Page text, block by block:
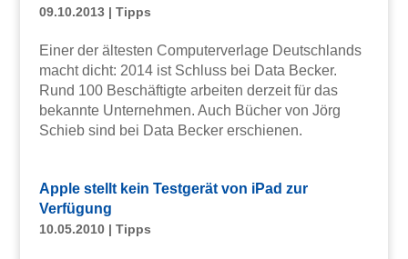
09.10.2013| Tipps
Einer der ältesten Computerverlage Deutschlands
macht dicht: 2014 ist Schluss bei Data Becker.
Rund 100 Beschäftigte arbeiten derzeit für das
bekannte Unternehmen. Auch Bücher von Jörg
Schieb sind bei Data Becker erschienen.
Apple stellt kein Testgerät von iPad zur
Verfügung
10.05.2010| Tipps